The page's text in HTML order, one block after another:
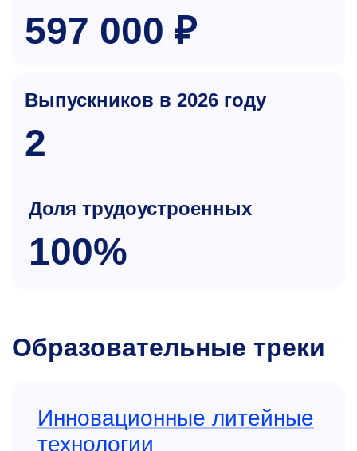
597 000 ₽
Выпускников в 2026 году
2
Доля трудоустроенных
100%
Образовательные треки
Инновационные литейные
технологии